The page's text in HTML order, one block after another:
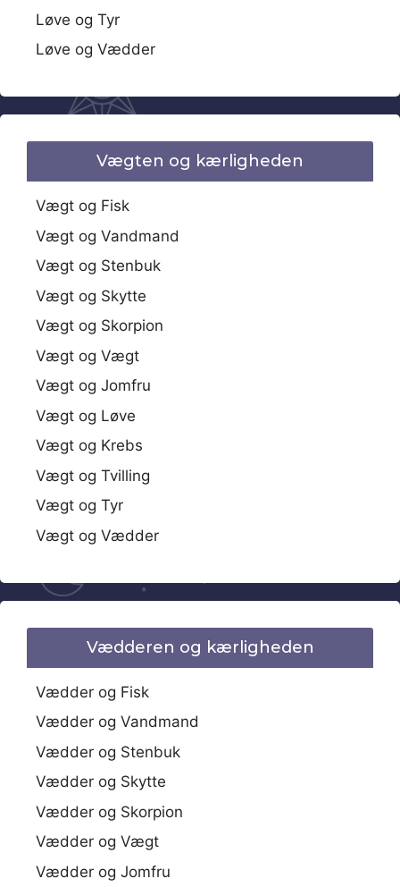
Løve og Tyr
Løve og Vædder
Vægten og kærligheden
Vægt og Fisk
Vægt og Vandmand
Vægt og Stenbuk
Vægt og Skytte
Vægt og Skorpion
Vægt og Vægt
Vægt og Jomfru
Vægt og Løve
Vægt og Krebs
Vægt og Tvilling
Vægt og Tyr
Vægt og Vædder
Vædderen og kærligheden
Vædder og Fisk
Vædder og Vandmand
Vædder og Stenbuk
Vædder og Skytte
Vædder og Skorpion
Vædder og Vægt
Vædder og Jomfru